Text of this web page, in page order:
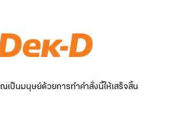
เป็นมนุษย์ด้วยการทำคำสั่งนี้ให้เสร็จสิ้น